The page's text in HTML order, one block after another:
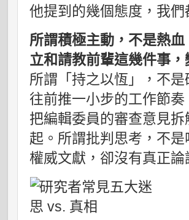
他提到的幾個態度，我
所謂積極主動，不是熱
立和請教前輩這幾件事
所謂「持之以恆」，不
往前推一小步的工作節
把編輯委員的審查意見
起。所謂批判思考，不
權威文獻，卻沒有真正論